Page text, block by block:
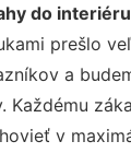
do
prešlo
a
Každému
v